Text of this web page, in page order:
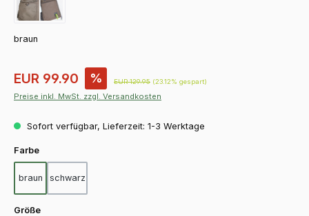
braun
Verkaufspreis:
EUR 99.90 % Regulärer Preis:
EUR 129.95 (23.12% gespart)
Preise inkl. MwSt. zzgl. Versandkosten
Sofort verfügbar, Lieferzeit: 1-3 Werktage
Farbeauswählen
braun schwarz
Größeauswählen